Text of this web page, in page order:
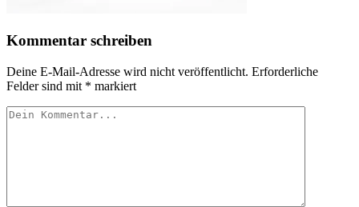
Kommentar schreiben
Deine E-Mail-Adresse wird nicht veröffentlicht. Erforderliche
Felder sind mit * markiert